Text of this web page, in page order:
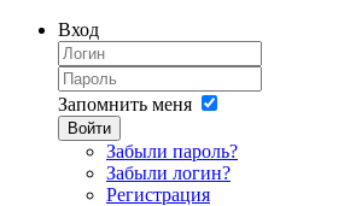
Вход
Запомнить меня
Войти
Забыли пароль?
Забыли логин?
Регистрация